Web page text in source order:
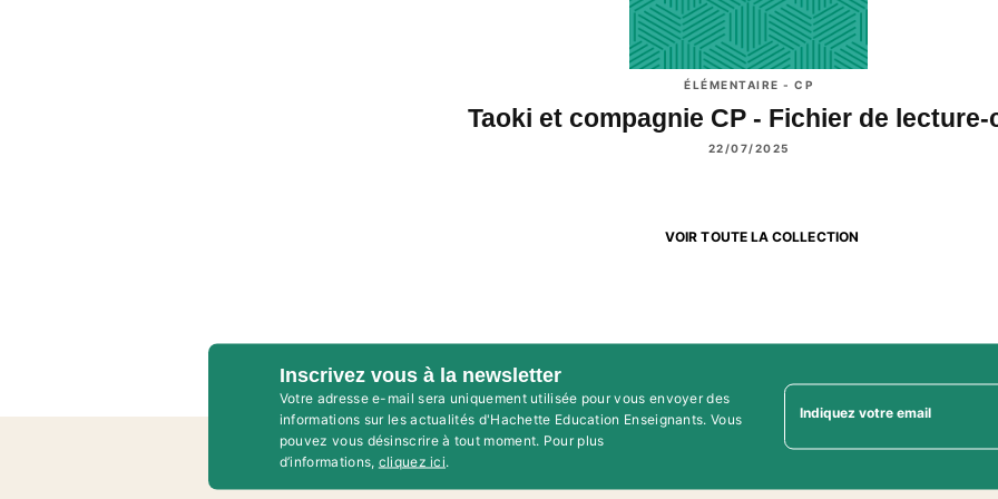
ÉLÉMENTAIRE - CP
Taoki et compagnie CP - Fichier de
22/07/2025
VOIR TOUTE LA COLLECTION
Inscrivez vous à la newsletter
Votre adresse e-mail sera uniquement utilisée pour vous envoyer des
informations sur les actualités d'Hachette Education Enseignants. Vous
pouvez vous désinscrire à tout moment. Pour plus
d’informations, cliquez ici.
Indiquez votre email